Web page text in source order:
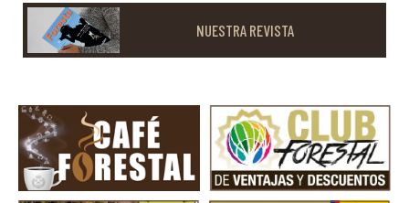
NUESTRA REVISTA